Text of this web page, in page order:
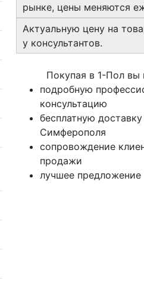
рынке, цены меняются
Актуальную цену на
у консультантов.
Покупая в 1-Пол вы
подробную
консультацию
бесплатную
Симферополя
сопровождение
продажи
лучшее предложение